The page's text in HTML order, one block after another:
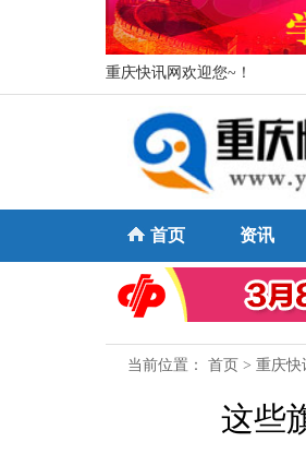
重庆快讯网欢迎您~！
首页 资讯
当前位置： 首页 > 重庆快
这些